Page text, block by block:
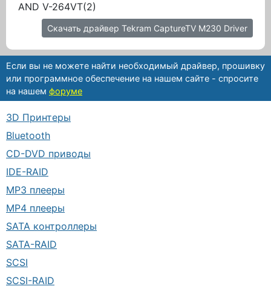
AND V-264VT(2)
Скачать драйвер Tekram CaptureTV M230 Driver
Если вы не можете найти необходимый драйвер, прошивку
или программное обеспечение на нашем сайте - спросите
на нашем форуме
3D Принтеры
Bluetooth
CD-DVD приводы
IDE-RAID
MP3 плееры
MP4 плееры
SATA контроллеры
SATA-RAID
SCSI
SCSI-RAID